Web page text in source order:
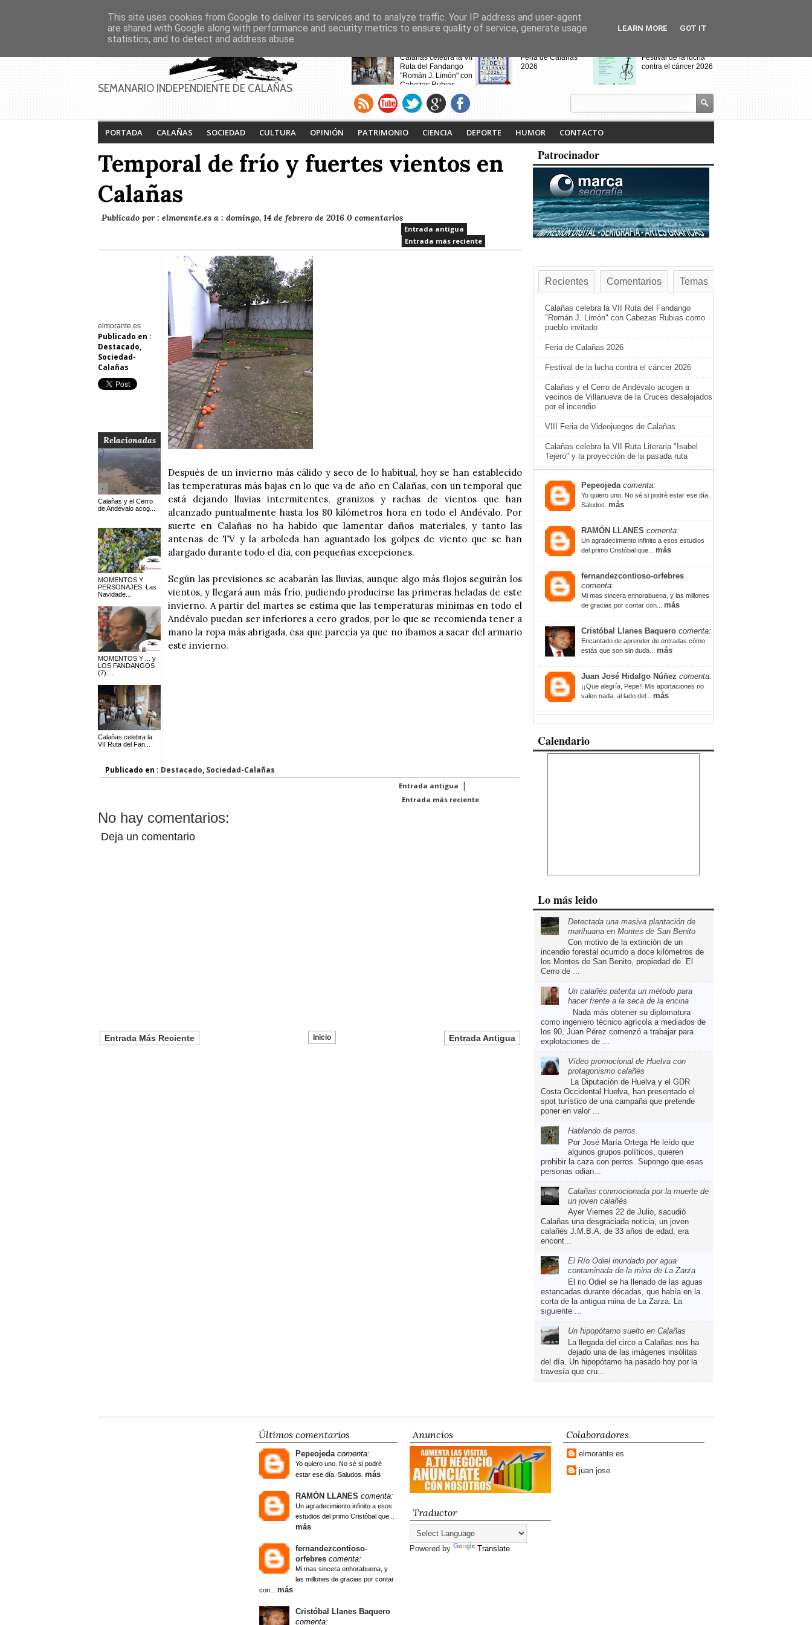
PAGINAS Inicio Contacto Anúnciate
SEMANARIO INDEPENDIENTE DE CALAÑAS
Calañas celebra la VII
Ruta del Fandango
"Román J. Limón" con
Cabezas Rubias
como pueblo invitado
Feria de Calañas
2026
Festival de la lucha
contra el cáncer 2026
Calañas y el Cerro de
vecinos de Villanueva
de la Cruces
desalojados por el
VIII Feria de
Calañas
pasada ruta
PORTADA CALAÑAS SOCIEDAD CULTURA OPINIÓN PATRIMONIO CIENCIA DEPORTE HUMOR CONTACTO
Temporal de frío y fuertes vientos en
Calañas
Publicado por : elmorante.es a : domingo, 14 de febrero de 2016 0 comentarios
Entrada antigua
Entrada más reciente
elmorante.es
Publicado en :
Destacado,
Sociedad-
Calañas
Relacionadas
Calañas y el Cerro
de Andévalo acog...
MOMENTOS Y
PERSONAJES: Las
Navidade...
MOMENTOS Y ... y
LOS FANDANGOS
(7):...
Calañas celebra la
VII Ruta del Fan...
Después de un invierno más cálido y seco de lo habitual, hoy se han establecido
las temperaturas más bajas en lo que va de año en Calañas, con un temporal que
está dejando lluvias intermitentes, granizos y rachas de vientos que han
alcanzado puntualmente hasta los 80 kilómetros hora en todo el Andévalo. Por
suerte en Calañas no ha habido que lamentar daños materiales, y tanto las
antenas de TV y la arboleda han aguantado los golpes de viento que se han
alargado durante todo el día, con pequeñas excepciones.
Según las previsiones se acabarán las lluvias, aunque algo más flojos seguirán los
vientos, y llegará aun más frío, pudiendo producirse las primeras heladas de este
invierno. A partir del martes se estima que las temperaturas mínimas en todo el
Andévalo puedan ser inferiores a cero grados, por lo que se recomienda tener a
mano la ropa más abrigada, esa que parecía ya que no íbamos a sacar del armario
este invierno.
Publicado en : Destacado, Sociedad-Calañas
Entrada antigua |
Entrada más reciente
No hay comentarios:
Deja un comentario
Entrada Más Reciente Entrada Antigua
Inicio
Patrocinador
Recientes Comentarios Temas
Calañas celebra la VII Ruta del Fandango
"Román J. Limón" con Cabezas Rubias como
pueblo invitado
Feria de Calañas 2026
Festival de la lucha contra el cáncer 2026
Calañas y el Cerro de Andévalo acogen a
vecinos de Villanueva de la Cruces desalojados
por el incendio
VIII Feria de Videojuegos de Calañas
Calañas celebra la VII Ruta Literaria "Isabel
Tejero" y la proyección de la pasada ruta
Pepeojeda comenta:
Yo quiero uno. No sé si podrè estar ese día.
Saludos. más
RAMÓN LLANES comenta:
Un agradecimiento infinito a esos estudios
del primo Cristóbal que... más
fernandezcontioso-orfebres
comenta:
Mi mas sincera enhorabuena, y las millones
de gracias por contar con... más
Cristóbal Llanes Baquero comenta:
Encantado de aprender de entradas cómo
estás que son sin duda... más
Juan José Hidalgo Núñez comenta:
¡¡Que alegría, Pepe!! Mis aportaciones no
valen nada, al lado del... más
Calendario
Lo más leido
Detectada una masiva plantación de
marihuana en Montes de San Benito
Con motivo de la extinción de un
incendio forestal ocurrido a doce kilómetros de
los Montes de San Benito, propiedad de El
Cerro de ...
Un calañés patenta un método para
hacer frente a la seca de la encina
Nada más obtener su diplomatura
como ingeniero técnico agrícola a mediados de
los 90, Juan Pérez comenzó a trabajar para
explotaciones de ...
Vídeo promocional de Huelva con
protagonismo calañés
La Diputación de Huelva y el GDR
Costa Occidental Huelva, han presentado el
spot turístico de una campaña que pretende
poner en valor ...
Hablando de perros
Por José María Ortega He leído que
algunos grupos políticos, quieren
prohibir la caza con perros. Supongo que esas
personas odian...
Calañas conmocionada por la muerte de
un joven calañés
Ayer Viernes 22 de Julio, sacudió
Calañas una desgraciada noticia, un joven
calañés J.M.B.A. de 33 años de edad, era
encont...
El Río Odiel inundado por agua
contaminada de la mina de La Zarza
El rio Odiel se ha llenado de las aguas
estancadas durante décadas, que había en la
corta de la antigua mina de La Zarza. La
siguiente ...
Un hipopótamo suelto en Calañas
La llegada del circo a Calañas nos ha
dejado una de las imágenes insólitas
del día. Un hipopótamo ha pasado hoy por la
travesía que cru...
Últimos comentarios
Pepeojeda comenta:
Yo quiero uno. No sé si podrè
estar ese día. Saludos. más
RAMÓN LLANES comenta:
Un agradecimiento infinito a esos
estudios del primo Cristóbal que...
más
fernandezcontioso-
orfebres comenta:
Mi mas sincera enhorabuena, y
las millones de gracias por contar
con... más
Cristóbal Llanes Baquero
comenta:
Anuncios
Traductor
Powered by Translate
Colaboradores
elmorante.es
juan jose
This site uses cookies from Google to deliver its services and to analyze traffic. Your IP address and user-agent
are shared with Google along with performance and security metrics to ensure quality of service, generate usage
statistics, and to detect and address abuse.
LEARN MORE GOT IT